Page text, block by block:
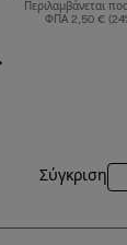
Περιλαμβάνεται
ΦΠΑ 2,50 €
Σύγκριση